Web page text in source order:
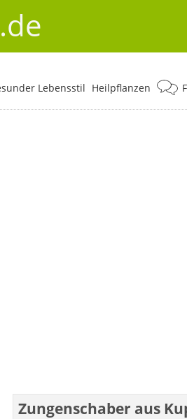
Lebensstil Heilpflanzen
Zungenschaber aus